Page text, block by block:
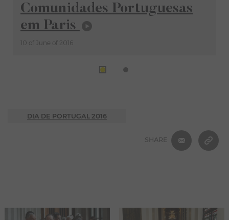
Comunidades Portuguesas
em Paris
10 of June of 2016
DIA DE PORTUGAL 2016
SHARE
E-MAIL